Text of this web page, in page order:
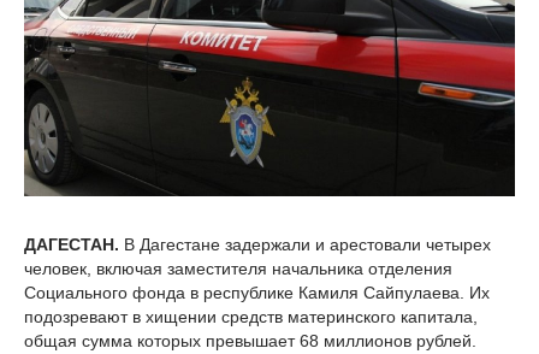
ДАГЕСТАН. В Дагестане задержали и арестовали четырех
человек, включая заместителя начальника отделения
Социального фонда в республике Камиля Сайпулаева. Их
подозревают в хищении средств материнского капитала,
общая сумма которых превышает 68 миллионов рублей.